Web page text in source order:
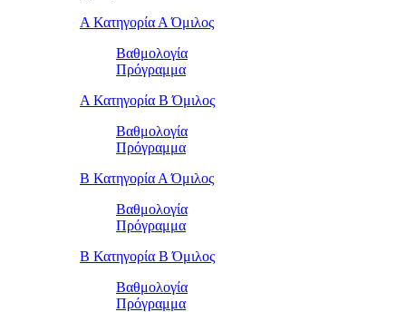
Α Κατηγορία Α Όμιλος
Βαθμολογία
Πρόγραμμα
Α Κατηγορία Β Όμιλος
Βαθμολογία
Πρόγραμμα
Β Κατηγορία Α Όμιλος
Βαθμολογία
Πρόγραμμα
Β Κατηγορία Β Όμιλος
Βαθμολογία
Πρόγραμμα